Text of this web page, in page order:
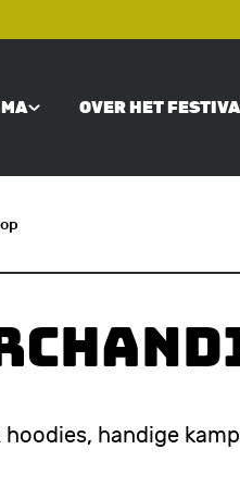
OVER HET
handige